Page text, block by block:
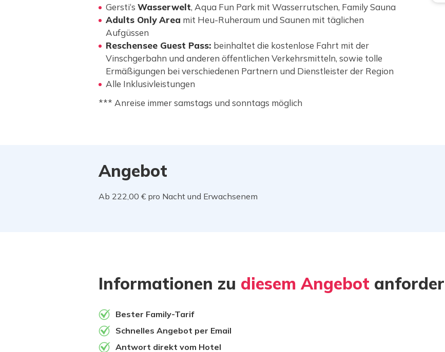
Gersti‘s Wasserwelt, Aqua Fun Park mit Wasserrutschen, Family Sauna
Adults Only Area mit Heu-Ruheraum und Saunen mit täglichen
Aufgüssen
Reschensee Guest Pass: beinhaltet die kostenlose Fahrt mit der
Vinschgerbahn und anderen öffentlichen Verkehrsmitteln, sowie tolle
Ermäßigungen bei verschiedenen Partnern und Dienstleister der Region
Alle Inklusivleistungen
*** Anreise immer samstags und sonntags möglich
Angebot
Ab 222,00 € pro Nacht und Erwachsenem
Informationen zu diesem Angebot
Bester Family-Tarif
Schnelles Angebot per Email
Antwort direkt vom Hotel